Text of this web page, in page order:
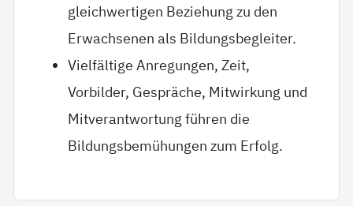
gleichwertigen Beziehung zu den
Erwachsenen als Bildungsbegleiter.
Vielfältige Anregungen, Zeit,
Vorbilder, Gespräche, Mitwirkung und
Mitverantwortung führen die
Bildungsbemühungen zum Erfolg.